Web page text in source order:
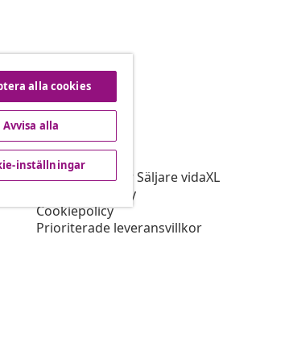
vidaXL
Om vidaXL
Allmänna villkor Säljare vidaXL
Integritetspolicy
Cookiepolicy
Prioriterade leveransvillkor
alla cookies
Avvisa alla
inställningar